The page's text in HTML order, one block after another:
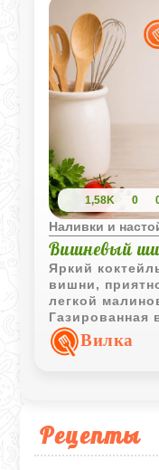
Рецепты
1,58K 0
Наливки и
Вишневый
Яркий
вишни,
легкой
Газированная
освежающим и
подачи в
Вилка